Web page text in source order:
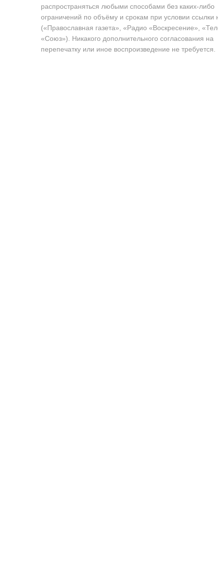
распространяться любыми способами без каких-либо
ограничений по объёму и срокам при условии ссылки
(«Православная газета», «Радио «Воскресение»,
«Союз»). Никакого дополнительного согласования на
перепечатку или иное воспроизведение не требуется.